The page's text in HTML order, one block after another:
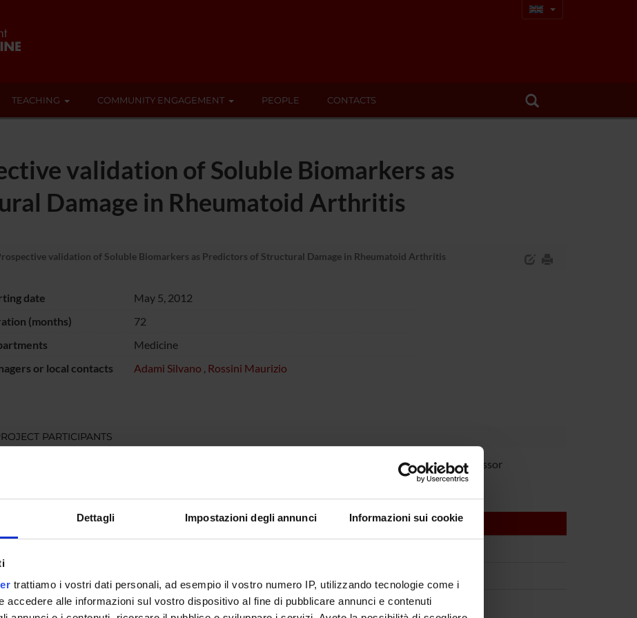
Dettagli Impostazioni degli annunci Informazioni sui cookie
trattiamo i vostri dati personali, ad esempio il vostro numero IP, utilizzando tecnologie come i
accedere alle informazioni sul vostro dispositivo al fine di pubblicare annunci e contenuti
TEACHING COMMUNITY ENGAGEMENT PEOPLE CONTACTS
validation of Soluble Biomarkers as
Damage in Rheumatoid Arthritis
validation of Soluble Biomarkers as Predictors of Structural Damage in Rheumatoid Arthritis
date
May 5, 2012
(months)
72
Medicine
or local contacts
Adami Silvano , Rossini Maurizio
PARTICIPANTS
Full Professor
AREAS INVOLVED IN THE PROJECT